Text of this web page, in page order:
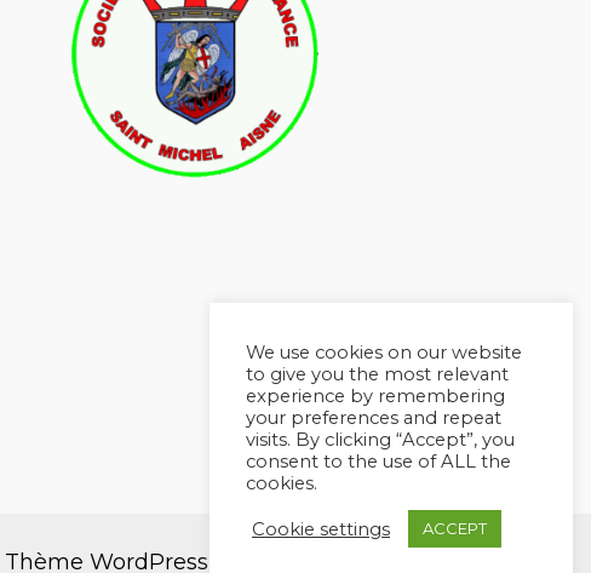
Thème WordPress Astra
We use cookies on our website
to give you the most relevant
experience by remembering
your preferences and repeat
visits. By clicking “Accept”, you
consent to the use of ALL the
cookies.
Cookie settings ACCEPT